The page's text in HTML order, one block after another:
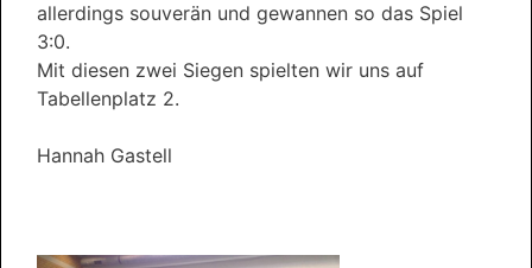
allerdings souverän und gewannen so das Spiel
3:0.
Mit diesen zwei Siegen spielten wir uns auf
Tabellenplatz 2.
Hannah Gastell